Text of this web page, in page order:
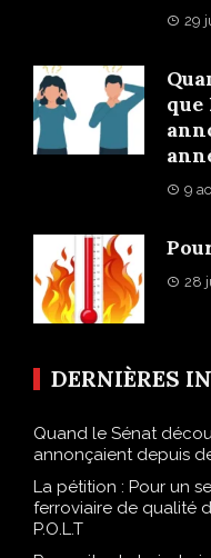
29
que
9
28
DERNIÈRES
Quand le Sénat
annonçaient depuis
La pétition : Pour un
ferroviaire de qualité
P.O.L.T